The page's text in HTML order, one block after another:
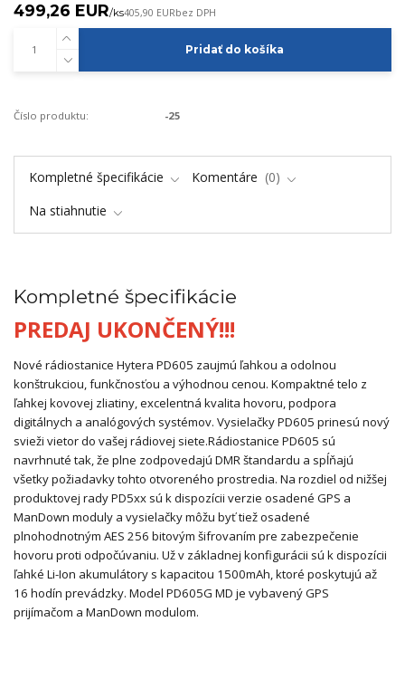
499,26 EUR/ks405,90 EURbez DPH
Pridať do košíka
Číslo produktu: -25
Kompletné špecifikácie Komentáre
0
Na stiahnutie
Kompletné špecifikácie
PREDAJ UKONČENÝ!!!
Nové rádiostanice Hytera PD605 zaujmú ľahkou a odolnou
konštrukciou, funkčnosťou a výhodnou cenou. Kompaktné telo z
ľahkej kovovej zliatiny, excelentná kvalita hovoru, podpora
digitálnych a analógových systémov. Vysielačky PD605 prinesú nový
svieži vietor do vašej rádiovej siete.Rádiostanice PD605 sú
navrhnuté tak, že plne zodpovedajú DMR štandardu a spĺňajú
všetky požiadavky tohto otvoreného prostredia. Na rozdiel od nižšej
produktovej rady PD5xx sú k dispozícii verzie osadené GPS a
ManDown moduly a vysielačky môžu byť tiež osadené
plnohodnotným AES 256 bitovým šifrovaním pre zabezpečenie
hovoru proti odpočúvaniu. Už v základnej konfigurácii sú k dispozícii
ľahké Li-Ion akumulátory s kapacitou 1500mAh, ktoré poskytujú až
16 hodín prevádzky. Model PD605G MD je vybavený GPS
prijímačom a ManDown modulom.